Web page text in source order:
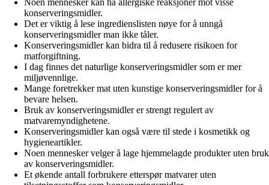
konserveringsmidler.
Det er viktig å lese ingredienslisten nøye for å unngå
konserveringsmidler man ikke tåler.
Konserveringsmidler kan bidra til å redusere risikoen for
matforgiftning.
I dag finnes det naturlige konserveringsmidler som er mer
miljøvennlige.
Mange foretrekker mat uten kunstige konserveringsmidler for å
bevare helsen.
Bruk av konserveringsmidler er strengt regulert av
matvaremyndighetene.
Konserveringsmidler kan også være til stede i kosmetikk og
hygieneartikler.
Noen mennesker velger å lage hjemmelagde produkter uten bruk
av konserveringsmidler.
Et økende antall forbrukere etterspør matvarer uten